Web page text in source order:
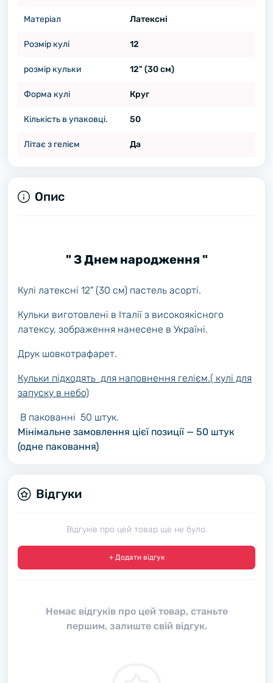
Матеріал Латексні
Розмір кулі 12
розмір кульки 12" (30 см)
Форма кулі Круг
Кількість в упаковці. 50
Літає з гелієм Да
Опис
" З Днем народження "
Кулі латексні 12" (30 см) пастель асорті.
Кульки виготовлені в Італії з високоякісного
латексу, зображення нанесене в Україні.
Друк шовкотрафарет.
Кульки підходять для наповнення гелієм.( кулі для
запуску в небо)
В пакованні 50 штук.
Мінімальне замовлення цієї позиції — 50 штук
(одне паковання)
Відгуки
Відгуків про цей товар ще не було.
+ Додати відгук
Немає відгуків про цей товар, станьте
першим, залиште свій відгук.